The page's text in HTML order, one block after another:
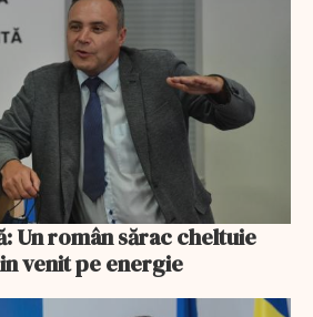
Un român sărac cheltuie
venit pe energie